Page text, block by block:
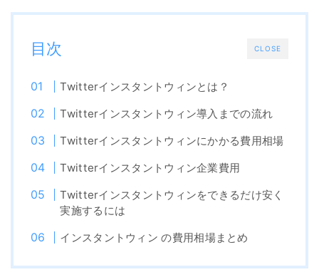
CLOSE
目次
Twitterインスタントウィンとは？
Twitterインスタントウィン導入までの流れ
Twitterインスタントウィンにかかる費用相場
Twitterインスタントウィン企業費用
Twitterインスタントウィンをできるだけ安く
実施するには
インスタントウィン の費用相場まとめ